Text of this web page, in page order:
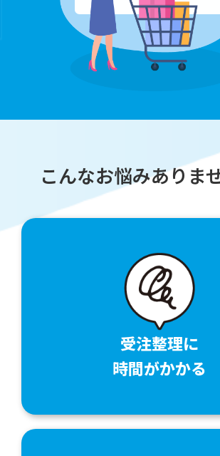
こんなお悩みありま
受注整理に
時間がかかる